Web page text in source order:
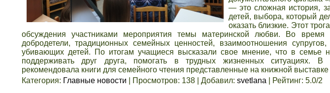
— это сложная история,
детей, выбора, который
оказать близкие. Этот
обсуждения участниками мероприятия темы материнской любви. Во
добродетели, традиционных семейных ценностей, взаимоотношения
убивающих детей. По итогам учащиеся высказали свое мнение, что в семье
поддерживать друг друга, помогать в трудных жизненных ситуациях. В
рекомендовала книги для семейного чтения представленные на книжной
Категория: Главные новости Просмотров: 138| Добавил: svetlana Рейтинг: 5.0/2